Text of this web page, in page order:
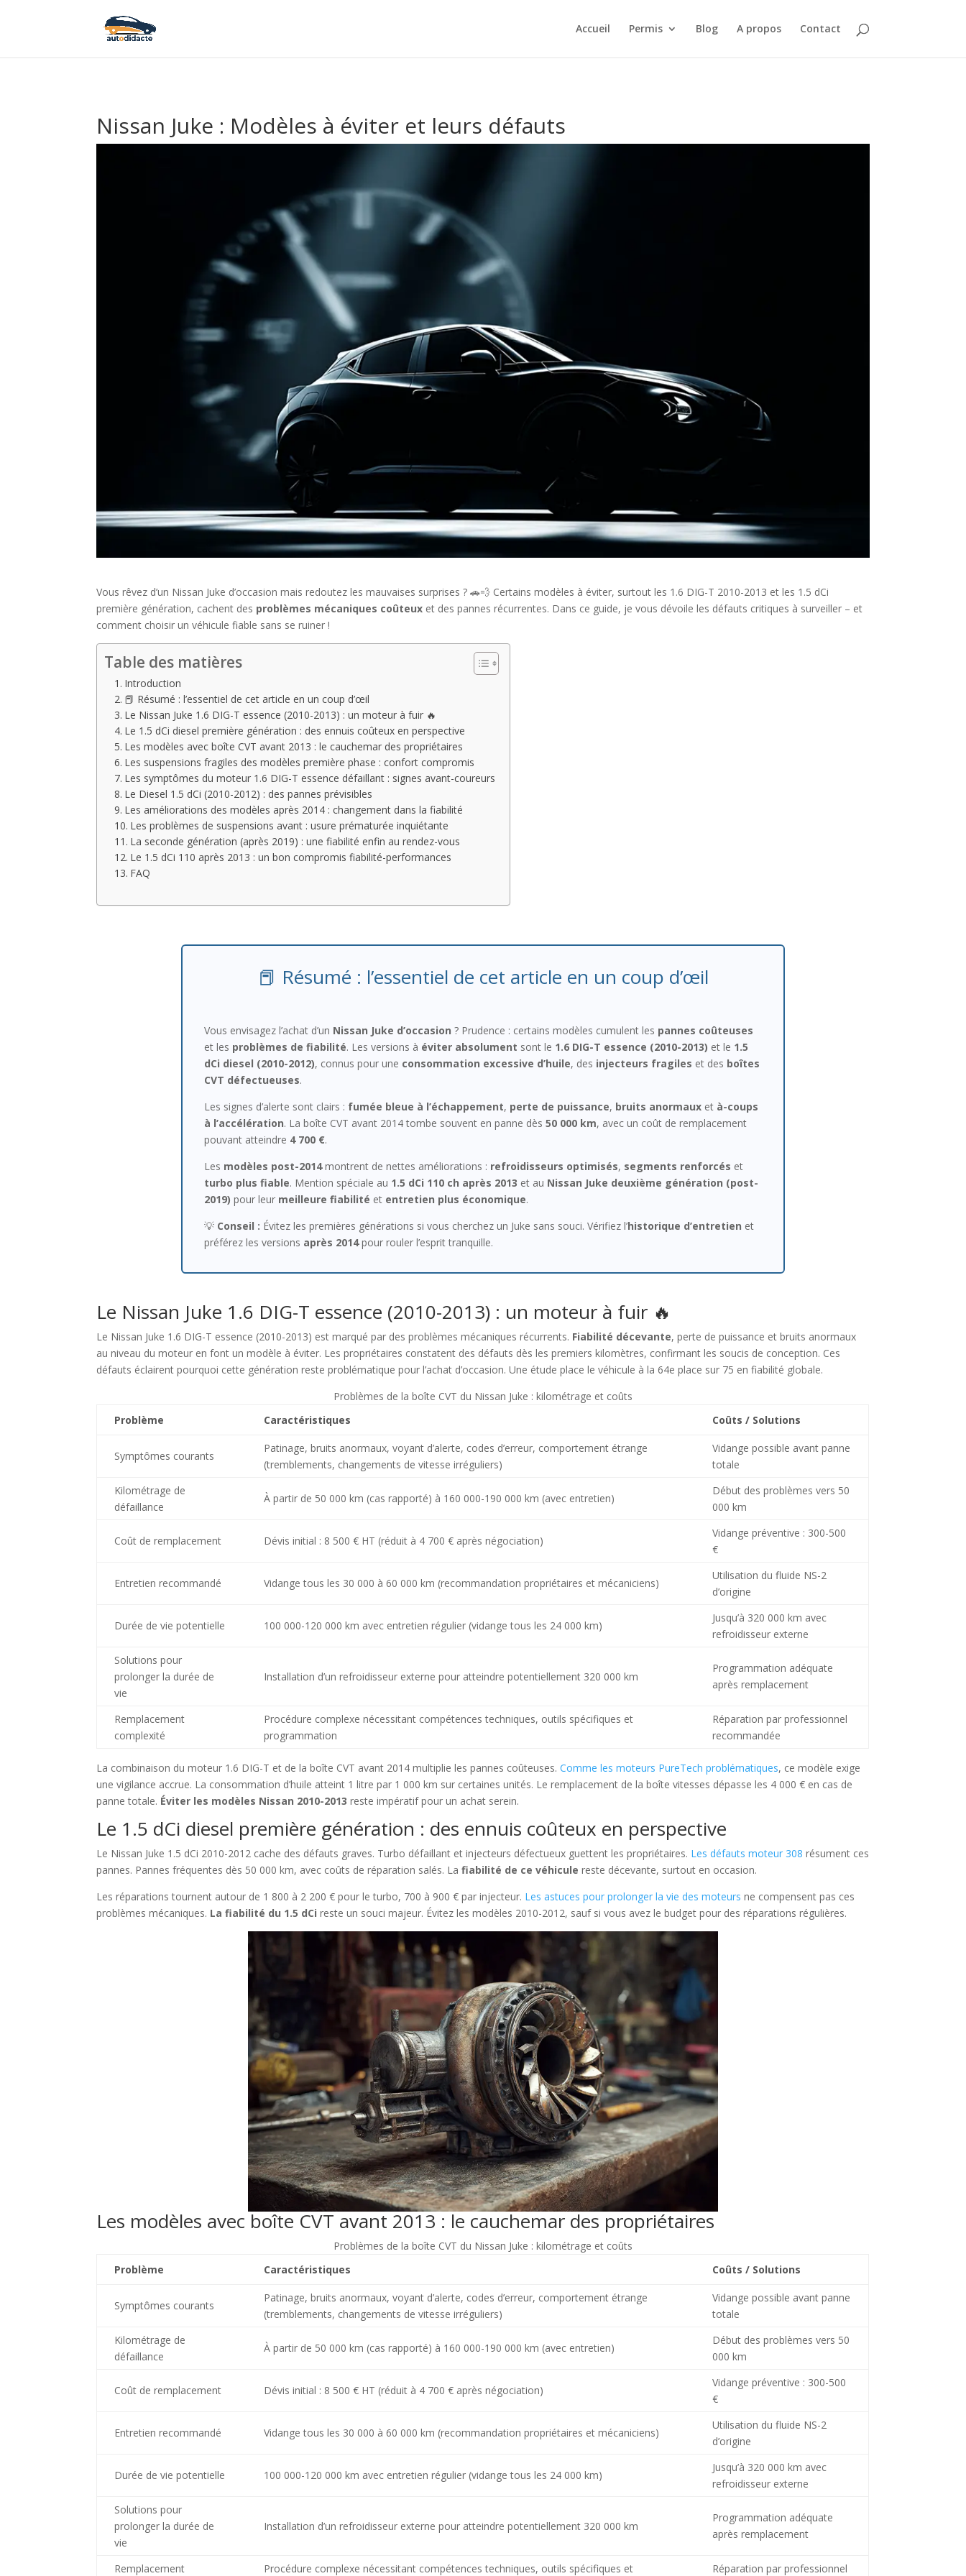
Accueil Permis Blog A propos Contact
Nissan Juke : Modèles à éviter et leurs défauts
Vous rêvez d’un Nissan Juke d’occasion mais redoutez les mauvaises surprises ? 🚗💨 Certains modèles à éviter, surtout les 1.6 DIG-T 2010-2013 et les 1.5 dCi
première génération, cachent des problèmes mécaniques coûteux et des pannes récurrentes. Dans ce guide, je vous dévoile les défauts critiques à surveiller – et
comment choisir un véhicule fiable sans se ruiner !
Table des matières
Introduction
📕 Résumé : l’essentiel de cet article en un coup d’œil
Le Nissan Juke 1.6 DIG-T essence (2010-2013) : un moteur à fuir 🔥
Le 1.5 dCi diesel première génération : des ennuis coûteux en perspective
Les modèles avec boîte CVT avant 2013 : le cauchemar des propriétaires
Les suspensions fragiles des modèles première phase : confort compromis
Les symptômes du moteur 1.6 DIG-T essence défaillant : signes avant-coureurs
Le Diesel 1.5 dCi (2010-2012) : des pannes prévisibles
Les améliorations des modèles après 2014 : changement dans la fiabilité
Les problèmes de suspensions avant : usure prématurée inquiétante
La seconde génération (après 2019) : une fiabilité enfin au rendez-vous
Le 1.5 dCi 110 après 2013 : un bon compromis fiabilité-performances
FAQ
📕 Résumé : l’essentiel de cet article en un coup d’œil
Vous envisagez l’achat d’un Nissan Juke d’occasion ? Prudence : certains modèles cumulent les pannes coûteuses
et les problèmes de fiabilité. Les versions à éviter absolument sont le 1.6 DIG-T essence (2010-2013) et le 1.5
dCi diesel (2010-2012), connus pour une consommation excessive d’huile, des injecteurs fragiles et des boîtes
CVT défectueuses.
Les signes d’alerte sont clairs : fumée bleue à l’échappement, perte de puissance, bruits anormaux et à-coups
à l’accélération. La boîte CVT avant 2014 tombe souvent en panne dès 50 000 km, avec un coût de remplacement
pouvant atteindre 4 700 €.
Les modèles post-2014montrent de nettes améliorations : refroidisseurs optimisés, segments renforcés et
turbo plus fiable. Mention spéciale au 1.5 dCi 110 ch après 2013 et au Nissan Juke deuxième génération (post-
2019) pour leur meilleure fiabilité et entretien plus économique.
💡 Conseil : Évitez les premières générations si vous cherchez un Juke sans souci. Vérifiez l’historique d’entretien et
préférez les versions après 2014pour rouler l’esprit tranquille.
Le Nissan Juke 1.6 DIG-T essence (2010-2013) : un moteur à fuir 🔥
Le Nissan Juke 1.6 DIG-T essence (2010-2013) est marqué par des problèmes mécaniques récurrents. Fiabilité décevante, perte de puissance et bruits anormaux
au niveau du moteur en font un modèle à éviter. Les propriétaires constatent des défauts dès les premiers kilomètres, confirmant les soucis de conception. Ces
défauts éclairent pourquoi cette génération reste problématique pour l’achat d’occasion. Une étude place le véhicule à la 64e place sur 75 en fiabilité globale.
Problèmes de la boîte CVT du Nissan Juke : kilométrage et coûts
Problème
Caractéristiques Coûts / Solutions
Symptômes courants
Patinage, bruits anormaux, voyant d’alerte, codes d’erreur, comportement étrange
(tremblements, changements de vitesse irréguliers)
Vidange possible avant panne
totale
Kilométrage de
défaillance
À partir de 50 000 km (cas rapporté) à 160 000-190 000 km (avec entretien)
Début des problèmes vers 50
000 km
Coût de remplacement Dévis initial : 8 500 € HT (réduit à 4 700 € après négociation)
Vidange préventive : 300-500
€
Entretien recommandé Vidange tous les 30 000 à 60 000 km (recommandation propriétaires et mécaniciens)
Utilisation du fluide NS-2
d’origine
Durée de vie potentielle 100 000-120 000 km avec entretien régulier (vidange tous les 24 000 km)
Jusqu’à 320 000 km avec
refroidisseur externe
Solutions pour
prolonger la durée de
vie
Installation d’un refroidisseur externe pour atteindre potentiellement 320 000 km
Programmation adéquate
après remplacement
Remplacement
complexité
Procédure complexe nécessitant compétences techniques, outils spécifiques et
programmation
Réparation par professionnel
recommandée
La combinaison du moteur 1.6 DIG-T et de la boîte CVT avant 2014 multiplie les pannes coûteuses.Comme les moteurs PureTech problématiques, ce modèle exige
une vigilance accrue. La consommation d’huile atteint 1 litre par 1 000 km sur certaines unités. Le remplacement de la boîte vitesses dépasse les 4 000 € en cas de
panne totale. Éviter les modèles Nissan 2010-2013 reste impératif pour un achat serein.
Le 1.5 dCi diesel première génération : des ennuis coûteux en perspective
Le Nissan Juke 1.5 dCi 2010-2012 cache des défauts graves. Turbo défaillant et injecteurs défectueux guettent les propriétaires. Les défauts moteur 308 résument ces
pannes. Pannes fréquentes dès 50 000 km, avec coûts de réparation salés. Lafiabilité de ce véhicule reste décevante, surtout en occasion.
Les réparations tournent autour de 1 800 à 2 200 € pour le turbo, 700 à 900 € par injecteur. Les astuces pour prolonger la vie des moteurs ne compensent pas ces
problèmes mécaniques. La fiabilité du 1.5 dCi reste un souci majeur. Évitez les modèles 2010-2012, sauf si vous avez le budget pour des réparations régulières.
Les modèles avec boîte CVT avant 2013 : le cauchemar des propriétaires
Problèmes de la boîte CVT du Nissan Juke : kilométrage et coûts
Problème
Caractéristiques Coûts / Solutions
Symptômes courants
Patinage, bruits anormaux, voyant d’alerte, codes d’erreur, comportement étrange
(tremblements, changements de vitesse irréguliers)
Vidange possible avant panne
totale
Kilométrage de
défaillance
À partir de 50 000 km (cas rapporté) à 160 000-190 000 km (avec entretien)
Début des problèmes vers 50
000 km
Coût de remplacement Dévis initial : 8 500 € HT (réduit à 4 700 € après négociation)
Vidange préventive : 300-500
€
Entretien recommandé Vidange tous les 30 000 à 60 000 km (recommandation propriétaires et mécaniciens)
Utilisation du fluide NS-2
d’origine
Durée de vie potentielle 100 000-120 000 km avec entretien régulier (vidange tous les 24 000 km)
Jusqu’à 320 000 km avec
refroidisseur externe
Solutions pour
prolonger la durée de
vie
Installation d’un refroidisseur externe pour atteindre potentiellement 320 000 km
Programmation adéquate
après remplacement
Remplacement Procédure complexe nécessitant compétences techniques, outils spécifiques et Réparation par professionnel